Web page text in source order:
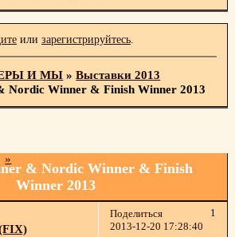
или зарегистрируйтесь.
И МЫ »Выставки 2013
Nordic Winner & Finish Winner 2013
& Nordic Winner & Finish
Winner 2013
»
Поделиться
1
2013-12-20 17:28:40